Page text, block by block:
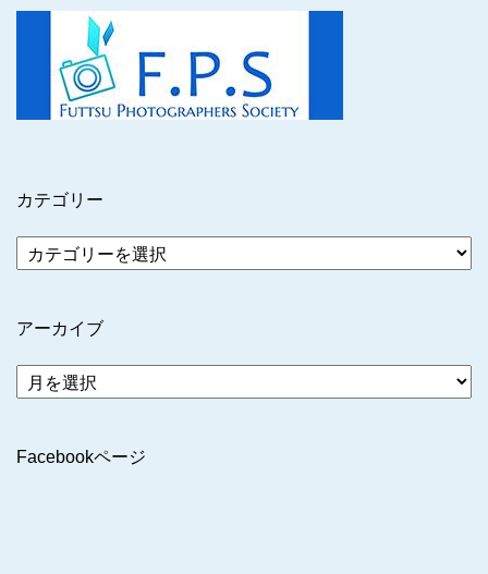
カテゴリー
アーカイブ
ア
ー
ブ
Facebookページ